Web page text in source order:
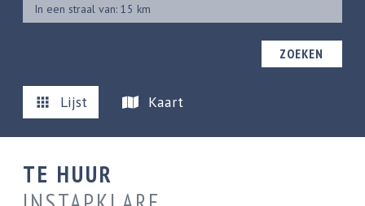
In een straal van: 15 km
ZOEKEN
Lijst Kaart
TE HUUR